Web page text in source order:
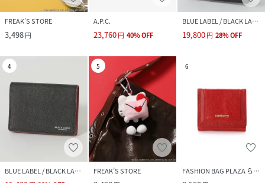
FREAK’S STORE
3,498円
A.P.C.
23,760円 40%OFF
BLUE LABEL / BLACK LABEL CRESTBRIDGE
19,800円 28%OFF
4
BLUE LABEL / BLACK LABEL CRESTBRIDGE
5
FREAK’S STORE
6
FASHION BAG PLAZA らみー